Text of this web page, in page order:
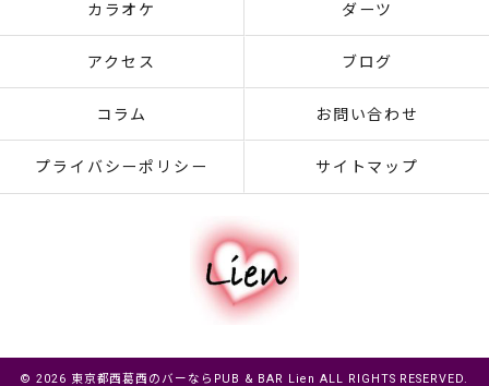
カラオケ ダーツ
アクセス ブログ
コラム お問い合わせ
プライバシーポリシー サイトマップ
© 2026 東京都西葛西のバーならPUB & BAR Lien ALL RIGHTS RESERVED.